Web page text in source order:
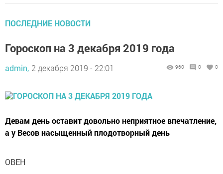
ПОСЛЕДНИЕ НОВОСТИ
Гороскоп на 3 декабря 2019 года
admin, 2 декабря 2019 - 22:01 960 0 0
Девам день оставит довольно неприятное впечатление,
а у Весов насыщенный плодотворный день
ОВЕН